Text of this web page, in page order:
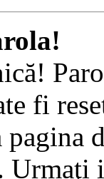
fi
Urmaţi